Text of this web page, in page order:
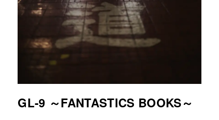
GL-9 ～FANTASTICS BOOKS～